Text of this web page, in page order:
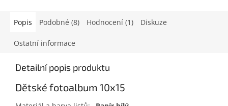
Popis Podobné (8) Hodnocení (1) Diskuze
Ostatní informace
Detailní popis produktu
Dětské fotoalbum 10x15